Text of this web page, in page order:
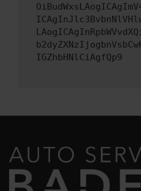
IGZhbHNlCiAgfQp9